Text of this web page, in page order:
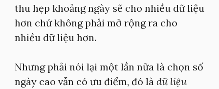
thu hẹp khoảng ngày sẽ cho nhiều dữ liệu
hơn chứ không phải mở rộng ra cho
nhiều dữ liệu hơn.
Nhưng phải nói lại một lần nữa là chọn số
ngày cao vẫn có ưu điểm, đó là dữ liệu